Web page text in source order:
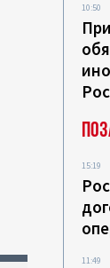
10:50
15:19
11:49